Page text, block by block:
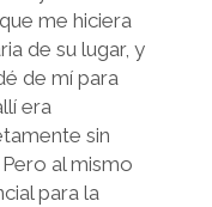
me hiciera
de su lugar, y
de mí para
era
sin
al mismo
para la